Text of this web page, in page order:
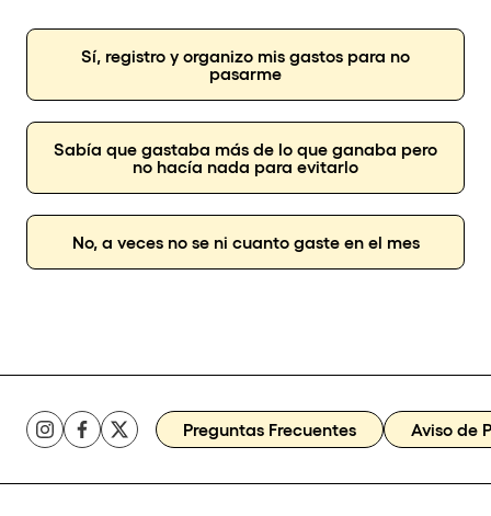
Sí, registro y organizo mis gastos para no
pasarme
Sabía que gastaba más de lo que ganaba pero
no hacía nada para evitarlo
No, a veces no se ni cuanto gaste en el mes
Preguntas Frecuentes Aviso de